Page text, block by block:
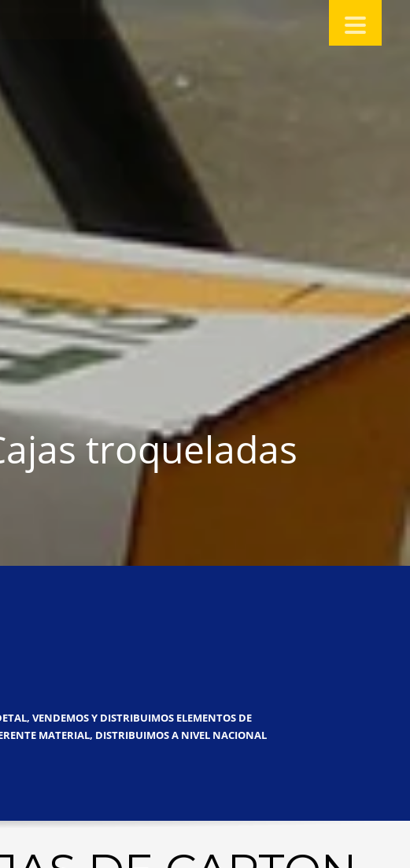
troqueladas
VENDEMOS Y DISTRIBUIMOS ELEMENTOS DE
MATERIAL, DISTRIBUIMOS A NIVEL NACIONAL